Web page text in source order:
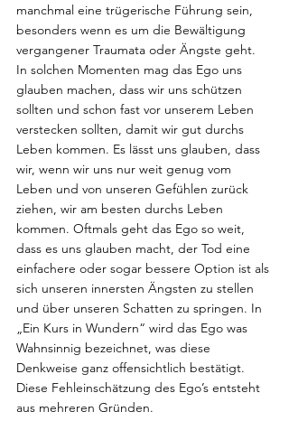
manchmal eine trügerische Führung sein,
besonders wenn es um die Bewältigung
vergangener Traumata oder Ängste geht.
In solchen Momenten mag das Ego uns
glauben machen, dass wir uns schützen
sollten und schon fast vor unserem Leben
verstecken sollten, damit wir gut durchs
Leben kommen. Es lässt uns glauben, dass
wir, wenn wir uns nur weit genug vom
Leben und von unseren Gefühlen zurück
ziehen, wir am besten durchs Leben
kommen. Oftmals geht das Ego so weit,
dass es uns glauben macht, der Tod eine
einfachere oder sogar bessere Option ist als
sich unseren innersten Ängsten zu stellen
und über unseren Schatten zu springen. In
„Ein Kurs in Wundern“ wird das Ego was
Wahnsinnig bezeichnet, was diese
Denkweise ganz offensichtlich bestätigt.
Diese Fehleinschätzung des Ego’s entsteht
aus mehreren Gründen.